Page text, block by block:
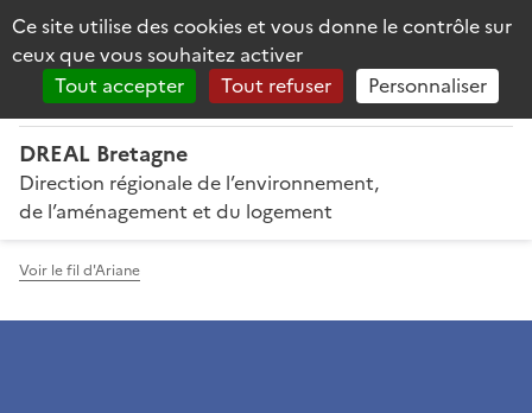
Panneau de gestion des cookies
Ce site utilise des cookies et vous donne le contrôle sur
ceux que vous souhaitez activer
Tout accepter
Tout refuser Personnaliser
PRÉFET
DE LA RÉGION
BRETAGNE
DREAL Bretagne
Direction régionale de l’environnement,
de l’aménagement et du logement
Voir le fil d'Ariane